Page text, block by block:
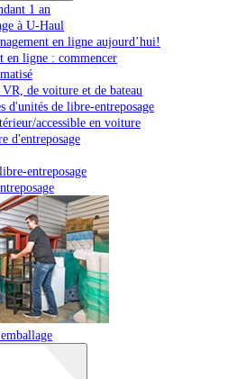
1 an
à U-Haul
en ligne aujourd’hui!
en ligne : commencer
VR, de voiture et de bateau
d'unités de libre-entreposage
accessible en voiture
d'entreposage
entreposage